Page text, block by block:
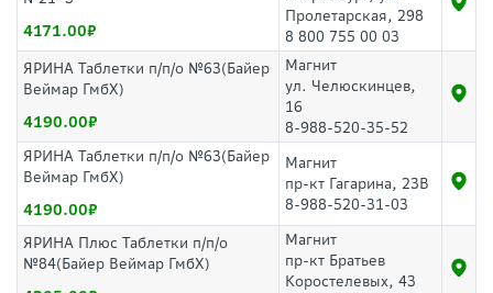
4171.00
Пролетарская, 298
8 800 755 00 03
ЯРИНА Таблетки п/п/о №63(Байер
Веймар ГмбХ)
4190.00
Магнит
ул. Челюскинцев,
16
8-988-520-35-52
ЯРИНА Таблетки п/п/о №63(Байер
Веймар ГмбХ)
4190.00
Магнит
пр-кт Гагарина, 23В
8-988-520-31-03
ЯРИНА Плюс Таблетки п/п/о
№84(Байер Веймар ГмбХ)
Магнит
пр-кт Братьев
Коростелевых, 43